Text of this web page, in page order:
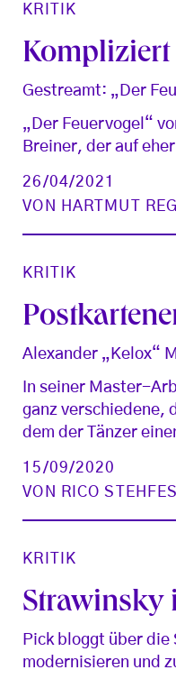
KRITIK
Kompliziert
Gestreamt: „Der
„Der Feuervogel“
Breiner, der auf
26/04/2021
VON
HARTMUT
KRITIK
Alexander „Kelox“
In seiner Master-
ganz verschiedene,
dem der Tänzer
15/09/2020
VON
RICO
KRITIK
Strawinsky
Pick bloggt über
modernisieren und